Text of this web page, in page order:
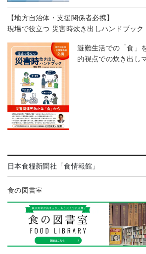
【地方自治体・支援関係者必携】
現場で役立つ 災害時炊き出しハンドブック
避難生活での「食」
的視点での炊き出し
日本食糧新聞社「食情報館」
食の図書室